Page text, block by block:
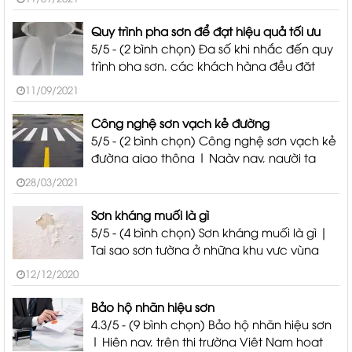
Bước 3 : Thử nghiệm chỉ tiêu làm cơ sở đăng ký tiêu chuẩn
chất lượng
Bước 4 : Soạn hồ sơ tiêu chuẩn
Bước 5 : Thành lập doanh nghiệp
Công thức chuyển giao bao
gồm
được một bức tường đẹp, ưng ý, không
loang lổ hay bong tróc là không hề
Quy trình pha sơn để đạt hiệu quả tối ưu
5/5 - (2 bình chọn) Đa số khi nhắc đến quy
trình pha sơn, các khách hàng đều đặt
để hiệu quả? Khi thực hiện quy trình pha
sơn, màu sơn nên kết hợp như
11/09/2021
Công nghệ sơn vạch kẻ đường
5/5 - (2 bình chọn) Công nghệ sơn vạch kẻ
đường giao thông | Ngày nay, người ta
thông mà còn dùng để phân chia vị trí, khu
vực cho nhiều không gian khác. Vậy sơn
vạch
28/03/2021
Sơn kháng muối là gì
5/5 - (4 bình chọn) Sơn kháng muối là gì |
Tại sao sơn tường ở những khu vực vùng
kiềm hóa…? sơn kháng muối là gì ? tại sao
lại gọi là sơn kháng muối ?
12/12/2020
Bảo hộ nhãn hiệu sơn
4.3/5 - (9 bình chọn) Bảo hộ nhãn hiệu sơn
| Hiện nay, trên thị trường Việt Nam hoạt